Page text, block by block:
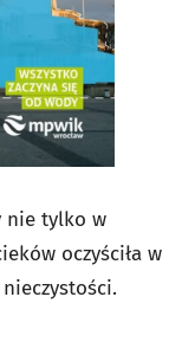
nie tylko w
oczyściła w